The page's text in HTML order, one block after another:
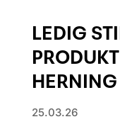
LEDIG
25.03.26